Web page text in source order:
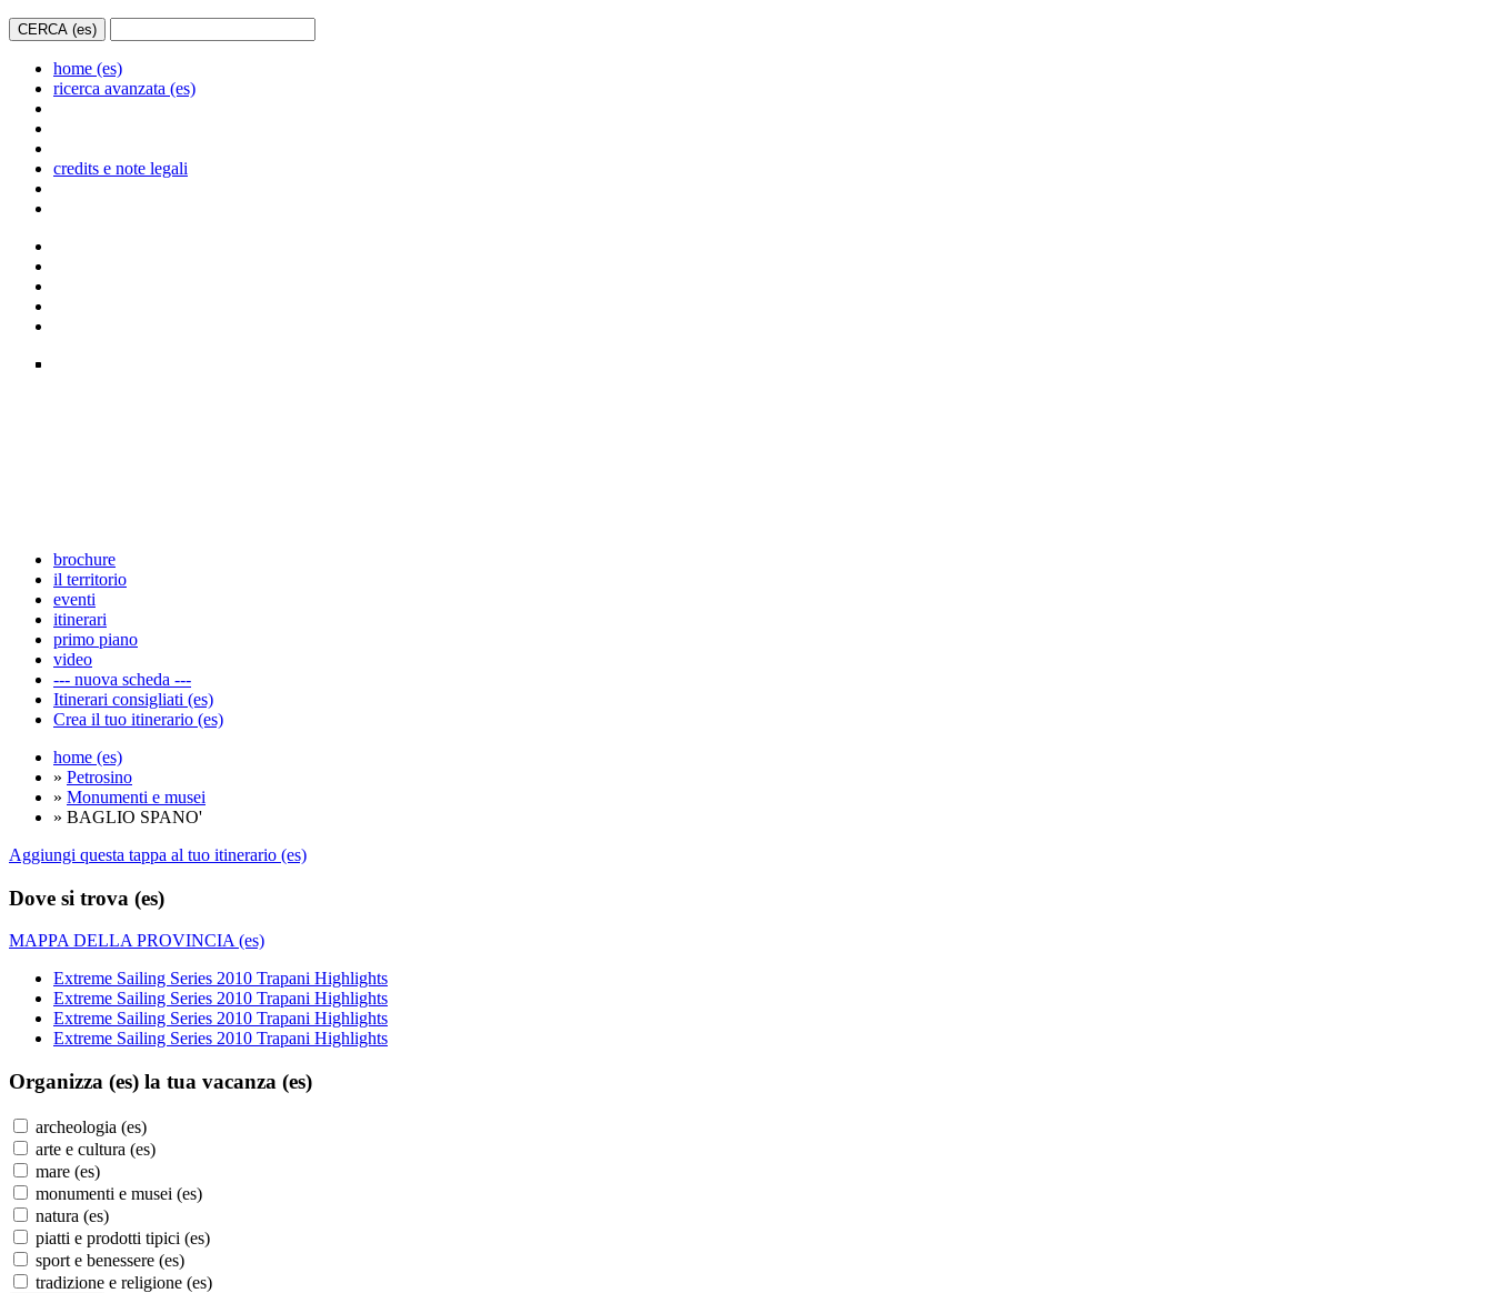
home (es)
ricerca avanzata (es)
credits e note legali
brochure
il territorio
eventi
itinerari
primo piano
video
--- nuova scheda ---
Itinerari consigliati (es)
Crea il tuo itinerario (es)
home (es)
» Petrosino
» Monumenti e musei
» BAGLIO SPANO'
Aggiungi questa tappa al tuo itinerario (es)
Dove si trova (es)
MAPPA DELLA PROVINCIA (es)
Extreme Sailing Series 2010 Trapani Highlights
Extreme Sailing Series 2010 Trapani Highlights
Extreme Sailing Series 2010 Trapani Highlights
Extreme Sailing Series 2010 Trapani Highlights
Organizza (es) la tua vacanza (es)
archeologia (es)
arte e cultura (es)
mare (es)
monumenti e musei (es)
natura (es)
piatti e prodotti tipici (es)
sport e benessere (es)
tradizione e religione (es)